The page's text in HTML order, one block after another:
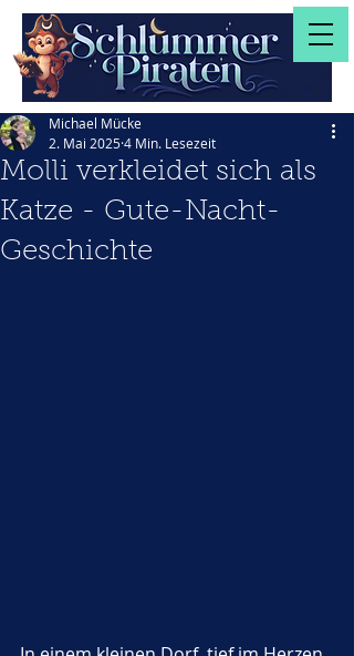
Molli verkleidet sich als
Katze - Gute-Nacht-
Geschichte
Michael Mücke
2. Mai 20254 Min. Lesezeit